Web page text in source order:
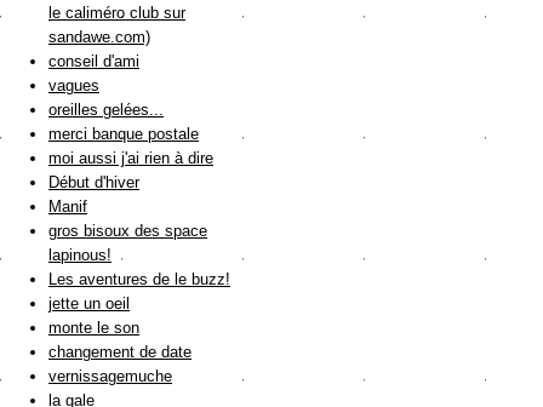
le caliméro club sur
sandawe.com)
conseil d'ami
vagues
oreilles gelées...
merci banque postale
moi aussi j'ai rien à dire
Début d'hiver
Manif
gros bisoux des space
lapinous!
Les aventures de le buzz!
jette un oeil
monte le son
changement de date
vernissagemuche
la gale